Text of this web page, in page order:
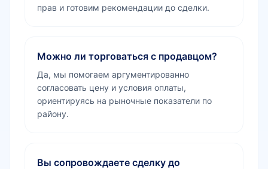
прав и готовим рекомендации до сделки.
Можно ли торговаться с продавцом?
Да, мы помогаем аргументированно
согласовать цену и условия оплаты,
ориентируясь на рыночные показатели по
району.
Вы сопровождаете сделку до